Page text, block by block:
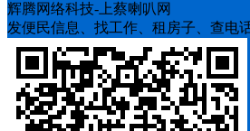
辉腾网络科技-上蔡喇叭网
发便民信息、找工作、租房子、查电